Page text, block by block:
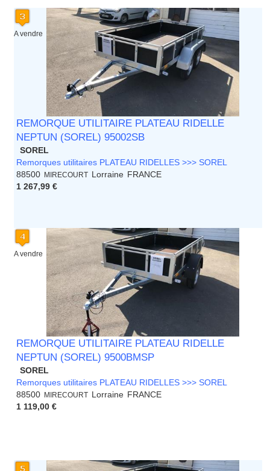
A vendre
REMORQUE UTILITAIRE PLATEAU RIDELLE
NEPTUN (SOREL) 95002SB
SOREL
Remorques utilitaires PLATEAU RIDELLES >>> SOREL
88500
MIRECOURT Lorraine FRANCE
1 267,99 €
A vendre
REMORQUE UTILITAIRE PLATEAU RIDELLE
NEPTUN (SOREL) 9500BMSP
SOREL
Remorques utilitaires PLATEAU RIDELLES >>> SOREL
88500
MIRECOURT Lorraine FRANCE
1 119,00 €